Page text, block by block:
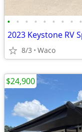
• • • • • • • • •
8/3 Waco
$24,900